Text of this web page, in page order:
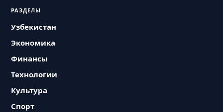
РАЗДЕЛЫ
Узбекистан
Экономика
Финансы
Технологии
Культура
Спорт